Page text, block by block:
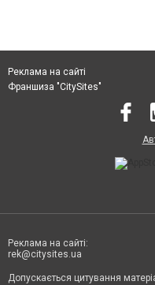
Реклама на сайті
Франшиза "CitySites"
Реклама на сайті:
rek@citysites.ua
Допускається цитування